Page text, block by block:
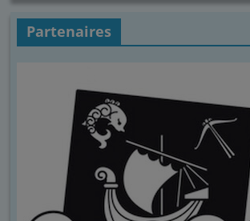
Partenaires